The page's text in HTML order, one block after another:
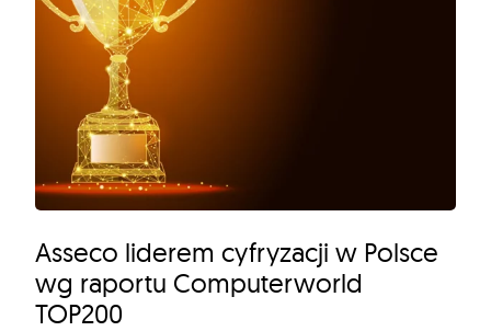
Asseco liderem cyfryzacji w Polsce
wg raportu Computerworld
TOP200